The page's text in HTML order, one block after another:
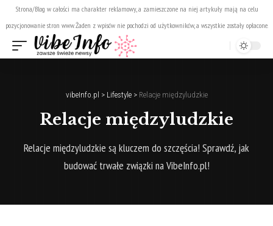
Strona/Blog w całości ma charakter reklamowy, a zamieszczone na niej artykuły mają na celu
pozycjonowanie stron www. Żaden z wpisów nie pochodzi od użytkowników, a wszystkie zostały opłacone.
vibeInfo.pl > Lifestyle> Relacje międzyludzkie
Relacje międzyludzkie
Relacje międzyludzkie są kluczem do szczęścia! Sprawdź, jak
budować trwałe związki na VibeInfo.pl!